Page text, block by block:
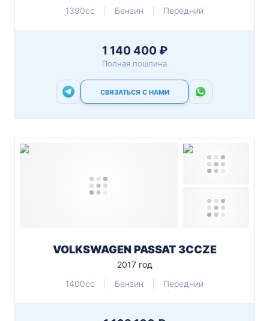
1390cc
Бензин Передний
1 140 400 ₽
Полная пошлина
СВЯЗАТЬСЯ С НАМИ
VOLKSWAGEN PASSAT 3CCZE
2017 год
1400cc
Бензин Передний